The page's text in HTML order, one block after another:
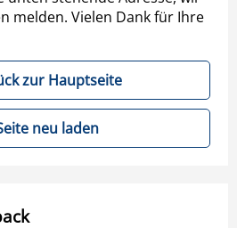
melden. Vielen Dank für Ihre
zur Hauptseite
neu laden